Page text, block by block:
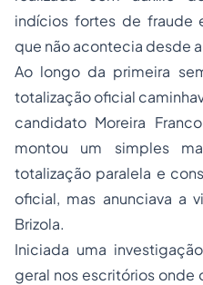
indícios fortes de fraude
que não acontecia desde
Ao longo da primeira
totalização oficial
candidato Moreira
montou um simples
totalização paralela e
oficial, mas anunciava a
Brizola.
Iniciada uma
geral nos escritórios onde